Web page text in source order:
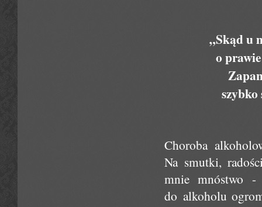
„Skąd u
o
Choroba
Na smutki,
mnie mnóstwo -
do alkoholu